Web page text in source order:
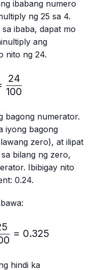
ibabang numero
ng 25 sa 4.
ibaba, dapat mo
ang
nito ng 24.
×
100
24
bagong numerator.
iyong bagong
zero), at ilipat
bilang ng zero,
Ibibigay nito
0.24.
= 0.325
hindi ka